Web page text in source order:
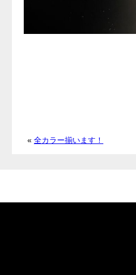
« 全カラー揃います！